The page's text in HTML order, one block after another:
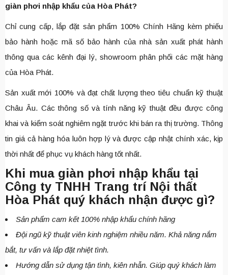
giàn phơi nhập khẩu của Hòa Phát?
Chỉ cung cấp, lắp đặt sản phẩm 100% Chính Hãng kèm phiếu
bảo hành hoặc mã số bảo hành của nhà sản xuất phát hành
thông qua các kênh đại lý, showroom phân phối các mặt hàng
của Hòa Phát.
Sản xuất mới 100% và đạt chất lượng theo tiêu chuẩn kỹ thuật
Châu Âu. Các thông số và tính năng kỹ thuật đều được công
khai và kiểm soát nghiêm ngặt trước khi bán ra thị trường. Thông
tin giá cả hàng hóa luôn hợp lý và được cập nhật chính xác, kịp
thời nhất để phục vụ khách hàng tốt nhất.
Khi mua giàn phơi nhập khẩu tại
Công ty TNHH Trang trí Nội thất
Hòa Phát quý khách nhận được gì?
Sản phẩm cam kết 100% nhập khẩu chính hãng
Đội ngũ kỹ thuật viên kinh nghiệm nhiều năm. Khả năng nắm
bắt, tư vấn và lắp đặt nhiệt tình.
Hướng dẫn sử dụng tận tình, kiên nhẫn. Giúp quý khách làm